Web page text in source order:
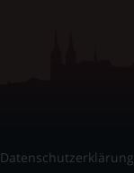
Datenschutzerklärung